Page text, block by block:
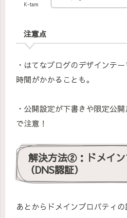
K-tam
注意点
・はてなブログのデザインテ
時間がかかることも。
・公開設定が下書きや限定公
で注意！
解決方法②：ドメイン
（DNS認証）
あとからドメインプロパティ